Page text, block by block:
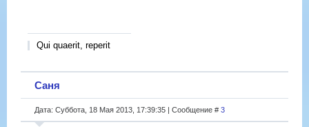
Qui quaerit, reperit
Саня
Дата: Суббота, 18 Мая 2013, 17:39:35 | Сообщение # 3